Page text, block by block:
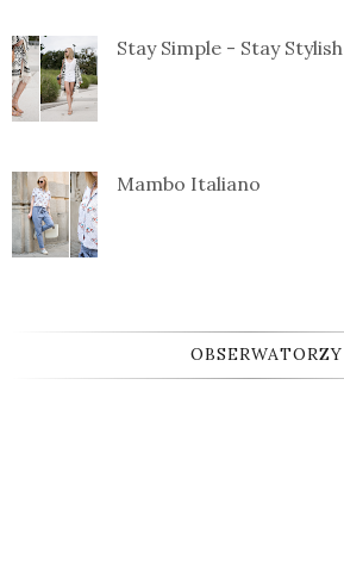
Stay Simple - Stay Stylish
Mambo Italiano
OBSERWATORZY